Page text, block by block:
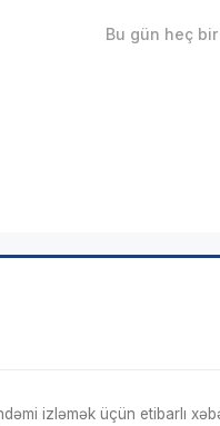
Bu gün heç bir
izləmək üçün etibarlı